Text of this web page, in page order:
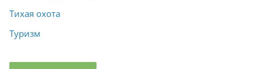
Тихая охота
Туризм